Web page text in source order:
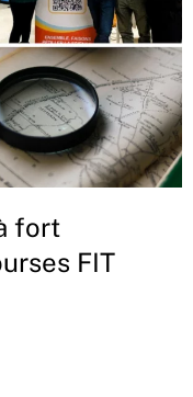
fort
FIT